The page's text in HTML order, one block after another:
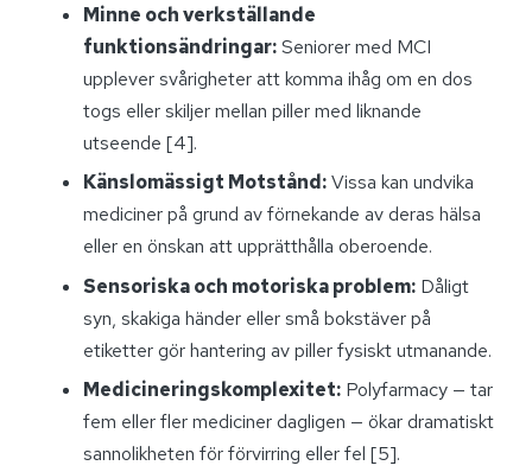
Minne och verkställande
funktionsändringar:Seniorer med MCI
upplever svårigheter att komma ihåg om en dos
togs eller skiljer mellan piller med liknande
utseende [4].
Känslomässigt Motstånd:Vissa kan undvika
mediciner på grund av förnekande av deras hälsa
eller en önskan att upprätthålla oberoende.
Sensoriska och motoriska problem: Dåligt
syn, skakiga händer eller små bokstäver på
etiketter gör hantering av piller fysiskt utmanande.
Medicineringskomplexitet: Polyfarmacy — tar
fem eller fler mediciner dagligen — ökar dramatiskt
sannolikheten för förvirring eller fel [5].